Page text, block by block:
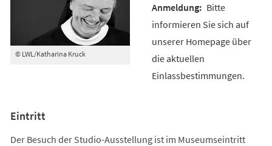
© LWL/Katharina Kruck
Bitte
informieren Sie sich auf
unserer Homepage über
die aktuellen
Einlassbestimmungen.
Eintritt
Der Besuch der Studio-Ausstellung ist im Museumseintritt